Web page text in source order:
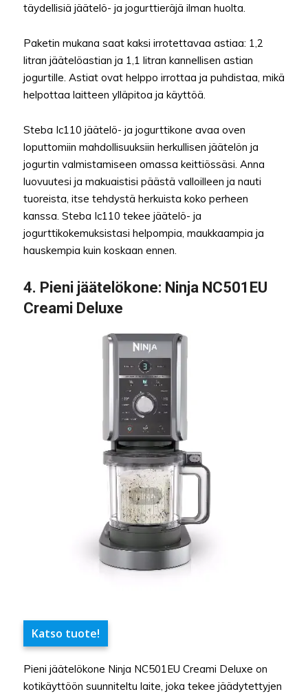
täydellisiä jäätelö- ja jogurttieräjä ilman huolta.
Paketin mukana saat kaksi irrotettavaa astiaa: 1,2
litran jäätelöastian ja 1,1 litran kannellisen astian
jogurtille. Astiat ovat helppo irrottaa ja puhdistaa, mikä
helpottaa laitteen ylläpitoa ja käyttöä.
Steba Ic110 jäätelö- ja jogurttikone avaa oven
loputtomiin mahdollisuuksiin herkullisen jäätelön ja
jogurtin valmistamiseen omassa keittiössäsi. Anna
luovuutesi ja makuaistisi päästä valloilleen ja nauti
tuoreista, itse tehdystä herkuista koko perheen
kanssa. Steba Ic110 tekee jäätelö- ja
jogurttikokemuksistasi helpompia, maukkaampia ja
hauskempia kuin koskaan ennen.
4. Pieni jäätelökone: Ninja NC501EU
Creami Deluxe
Katso tuote!
Pieni jäätelökone Ninja NC501EU Creami Deluxe on
kotikäyttöön suunniteltu laite, joka tekee jäädytettyjen